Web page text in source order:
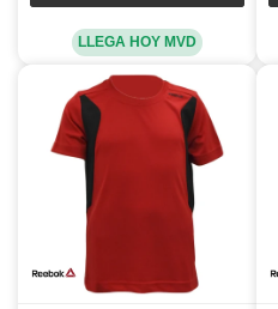
LLEGA HOY MVD